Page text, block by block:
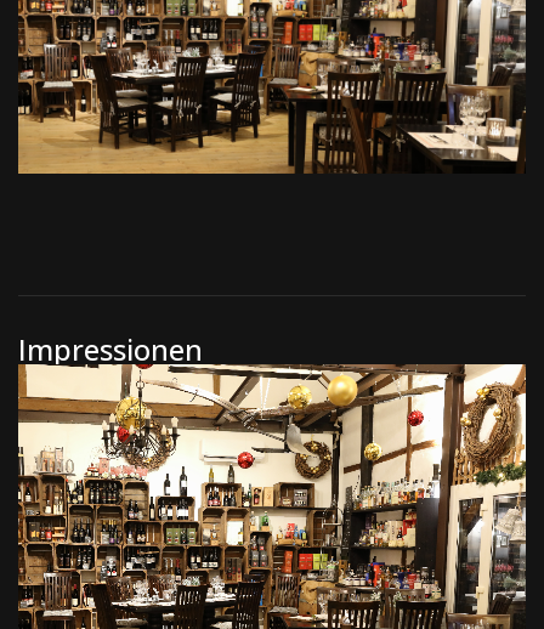
Impressionen